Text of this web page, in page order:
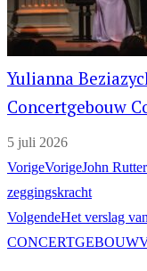
Yulianna
Concertgebouw
5 juli 2026
VorigeVorigeJohn
zeggingskracht
VolgendeHet verslag
CONCERTGEBOUW